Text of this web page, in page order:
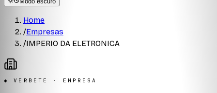
Home
/Empresas
/IMPERIO DA ELETRONICA
◆ VERBETE · EMPRESA